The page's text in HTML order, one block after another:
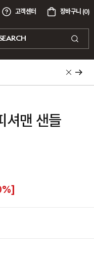
고객센터 장바구니 (0)
셔맨 샌들
]